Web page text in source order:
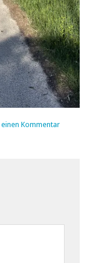
einen Kommentar